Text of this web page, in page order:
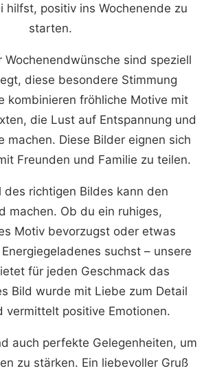
hilfst, positiv ins Wochenende zu
starten.
Wochenendwünsche sind speziell
diese besondere Stimmung
kombinieren fröhliche Motive mit
die Lust auf Entspannung und
machen. Diese Bilder eignen sich
Freunden und Familie zu teilen.
des richtigen Bildes kann den
machen. Ob du ein ruhiges,
Motiv bevorzugst oder etwas
suchst – unsere
für jeden Geschmack das
Bild wurde mit Liebe zum Detail
vermittelt positive Emotionen.
auch perfekte Gelegenheiten, um
zu stärken. Ein liebevoller Gruß